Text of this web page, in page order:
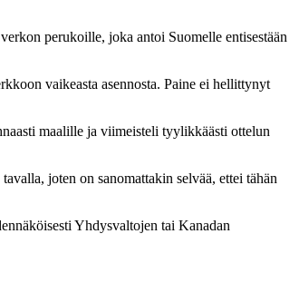
perukoille, joka antoi Suomelle entisestään
vaikeasta asennosta. Paine ei hellittynyt
maalille ja viimeisteli tyylikkäästi ottelun
joten on sanomattakin selvää, ettei tähän
Yhdysvaltojen tai Kanadan